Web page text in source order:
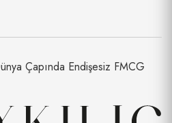
Çapında Endişesiz FMCG